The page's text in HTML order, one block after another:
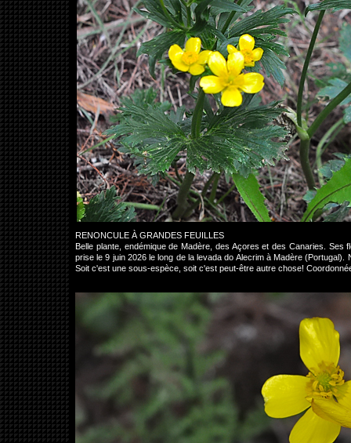
RENONCULE À GRANDES FEUILLES
Belle plante, endémique de Madère, des Açores et des Canaries.
prise le 9 juin 2026 le long de la levada do Alecrim à Madère
Soit c'est une sous-espèce, soit c'est peut-être autre chose!